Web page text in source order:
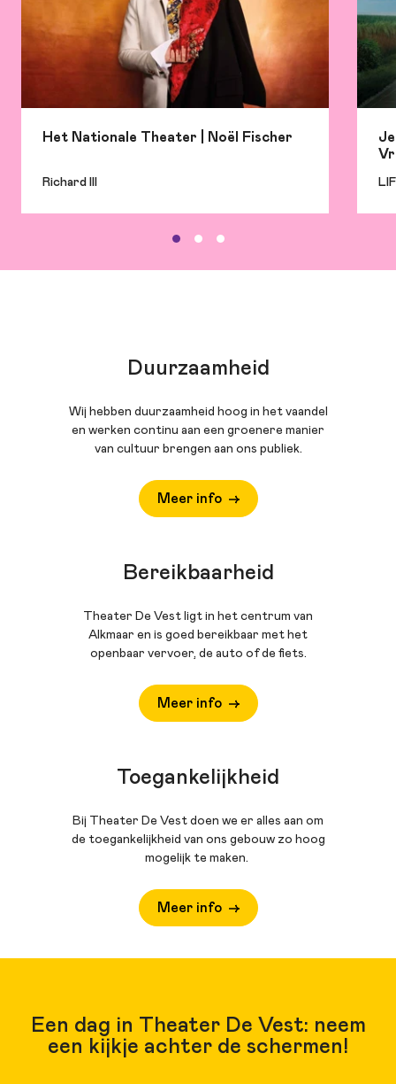
Het Nationale Theater | Noël Fischer
Richard III
Duurzaamheid
Wij hebben duurzaamheid hoog in het vaandel
en werken continu aan een groenere manier
van cultuur brengen aan ons publiek.
Meer info
Bereikbaarheid
Theater De Vest ligt in het centrum van
Alkmaar en is goed bereikbaar met het
openbaar vervoer, de auto of de fiets.
Meer info
Toegankelijkheid
Bij Theater De Vest doen we er alles aan om
de toegankelijkheid van ons gebouw zo hoog
mogelijk te maken.
Meer info
Een dag in Theater De Vest: neem
een kijkje achter de schermen!